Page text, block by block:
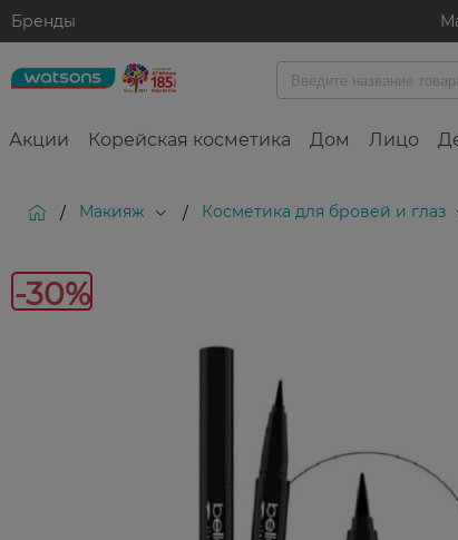
Бренды
Акции Корейская косметика Дом Лицо
/ Макияж / Косметика для бровей и глаз
-30%